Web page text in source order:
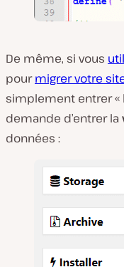
De même, si vous
pourmigrer votre
simplement entrer «
demande d’entrer la
données :